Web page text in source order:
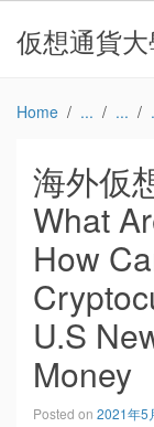
仮想通貨
Home
海外仮
What
How
U.S
Money
Posted on 2021年5